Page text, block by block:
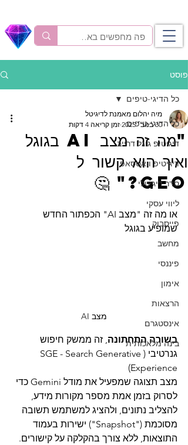
פוסט
כל הדיגי-טיפים
דיגיטיפ גוגל דרייב
דיגיטיפ וואטסאפ
סדר דיגיטלי
ליווי עסקי
פייסבוק
מחשב
פיננסי
אימון
הרצאות
אינסטגרם
בינה מלאכותית
כל הדיגי-טיפים
"מה זה מצב AI בגוגל
ואיך הוא קשור ל
GEO?" 🤔
מיה יהלום מאמנת לדיגיטל
30 בנוב׳ 2025
זמן קריאה 4 דקות
או מה זה "מצב AI" הכפתור החדש
שמופיע בגוגל
מצב AI
בשורה התחתונה, זה ממשק חיפוש
גנרטיבי (SGE - Search Generative
Experience)
מצב תצוגה שמפעיל את מודל Gemini כדי
לסרוק בזמן אמת מספר מקורות מידע,
להצליב נתונים, ולהציג למשתמש תשובה
מסוכמת ("Snapshot") ישירות בעמוד
התוצאות, ללא צורך בהקלקה על קישורים.